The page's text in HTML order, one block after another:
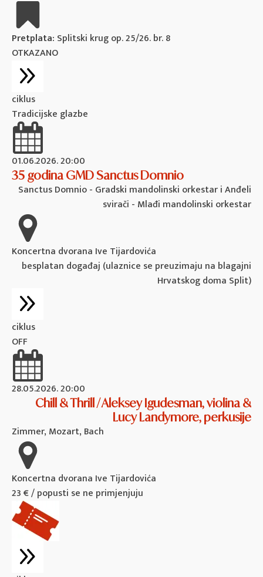
Pretplata: Splitski krug op. 25/26. br. 8
OTKAZANO
ciklus
Tradicijske glazbe
01.06.2026. 20:00
35 godina GMD Sanctus Domnio
Sanctus Domnio - Gradski mandolinski orkestar i Anđeli
svirači - Mlađi mandolinski orkestar
Koncertna dvorana Ive Tijardovića
besplatan događaj (ulaznice se preuzimaju na blagajni
Hrvatskog doma Split)
ciklus
OFF
28.05.2026. 20:00
Chill & Thrill / Aleksey Igudesman, violina &
Lucy Landymore, perkusije
Zimmer, Mozart, Bach
Koncertna dvorana Ive Tijardovića
23 € / popusti se ne primjenjuju